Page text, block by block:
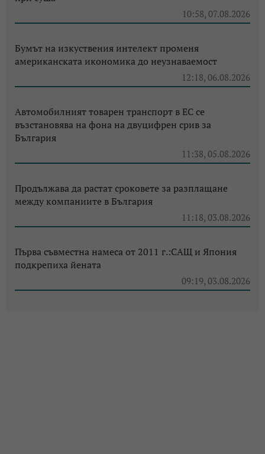
10:58, 07.08.2026
Бумът на изкуствения интелект променя
американската икономика до неузнаваемост
12:18, 06.08.2026
Автомобилният товарен транспорт в ЕС се
възстановява на фона на двуцифрен срив за
България
11:38, 05.08.2026
Продължава да растат сроковете за разплащане
между компаниите в България
11:18, 03.08.2026
Първа съвместна намеса от 2011 г.:САЩ и Япония
подкрепиха йената
09:19, 03.08.2026